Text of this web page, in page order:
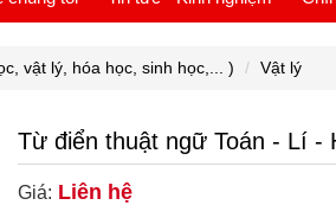
vật lý, hóa học, sinh học,... ) Vật lý
Từ điển thuật ngữ Toán - Lí -
Giá: Liên hệ